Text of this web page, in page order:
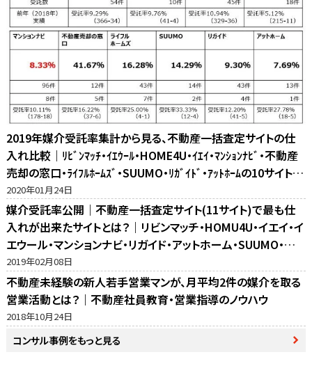
2019年媒介受託率集計から見る、不動産一括査定サイトの仕
入れ比較｜ﾘﾋﾞﾝﾏｯﾁ・ｲｴｳｰﾙ・HOME4U・ｲｴｲ・ﾏﾝｼｮﾝﾅﾋﾞ・不動産
売却の窓口・ﾗｲﾌﾙﾎｰﾑｽﾞ・SUUMO・ﾘｶﾞｲﾄﾞ・ｱｯﾄﾎｰﾑの10サイト比
較
2020年01月24日
媒介受託率公開｜不動産一括査定サイト(11サイト)で最も仕
入れが出来たサイトとは？｜リビンマッチ・HOMU4U・イエイ・イ
エウール・マンションナビ・リガイド・アットホーム・SUUMO・不
動産売却の窓口・ホームズ・マイナビの反響比較
2019年02月08日
不動産未経験の新人若手営業マンが、月平均2件の媒介を取る
営業活動とは？｜不動産社員教育・営業指導のノウハウ
2018年10月24日
コンサル事例をもっと見る